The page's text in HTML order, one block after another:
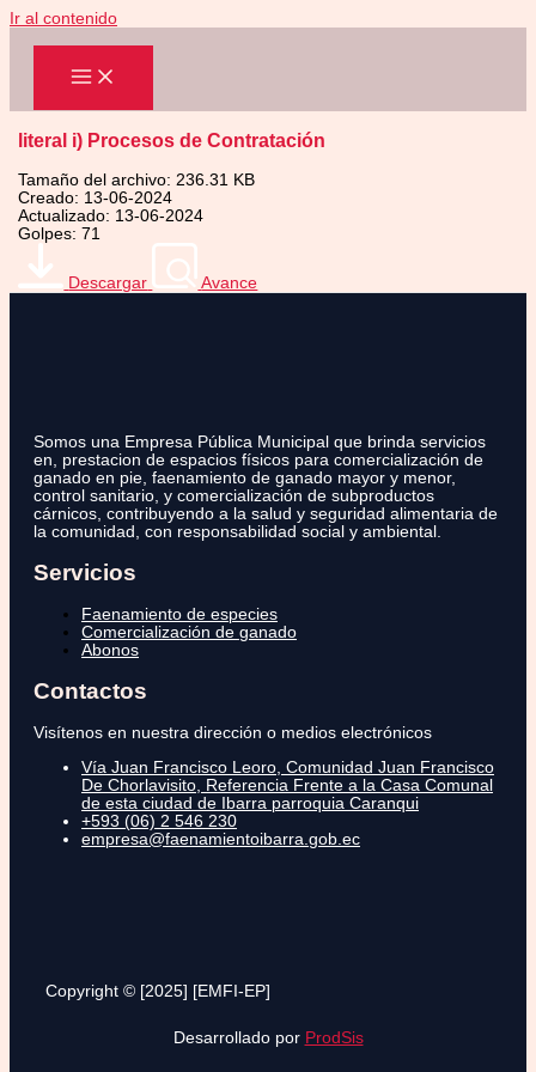
Ir al contenido
literal i) Procesos de Contratación
Tamaño del archivo: 236.31 KB
Creado: 13-06-2024
Actualizado: 13-06-2024
Golpes: 71
Descargar Avance
Somos una Empresa Pública Municipal que brinda servicios
en, prestacion de espacios físicos para comercialización de
ganado en pie, faenamiento de ganado mayor y menor,
control sanitario, y comercialización de subproductos
cárnicos, contribuyendo a la salud y seguridad alimentaria de
la comunidad, con responsabilidad social y ambiental.
Servicios
Faenamiento de especies
Comercialización de ganado
Abonos
Contactos
Visítenos en nuestra dirección o medios electrónicos
Vía Juan Francisco Leoro, Comunidad Juan Francisco
De Chorlavisito, Referencia Frente a la Casa Comunal
de esta ciudad de Ibarra parroquia Caranqui
+593 (06) 2 546 230
empresa@faenamientoibarra.gob.ec
Copyright © [2025] [EMFI-EP]
Desarrollado por ProdSis